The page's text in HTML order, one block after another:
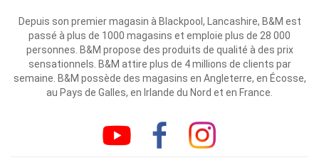
Depuis son premier magasin à Blackpool, Lancashire, B&M est
passé à plus de 1000 magasins et emploie plus de 28 000
personnes. B&M propose des produits de qualité à des prix
sensationnels. B&M attire plus de 4 millions de clients par
semaine. B&M possède des magasins en Angleterre, en Écosse,
au Pays de Galles, en Irlande du Nord et en France.